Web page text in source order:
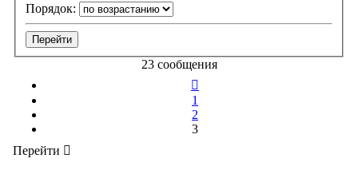
Порядок:
23 сообщения
1
2
3
Перейти